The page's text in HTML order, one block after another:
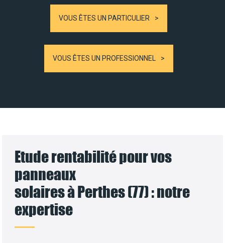
VOUS ÊTES UN PARTICULIER
VOUS ÊTES UN PROFESSIONNEL
Etude rentabilité pour vos
panneaux
solaires à Perthes (77) : notre
expertise